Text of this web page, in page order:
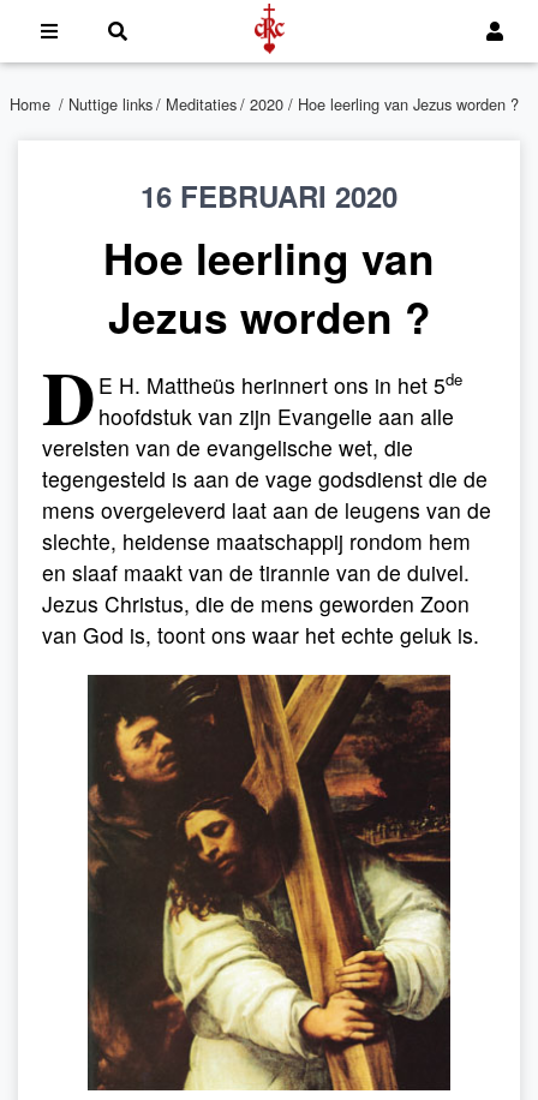
Home / Nuttige links/ Meditaties/ 2020 / Hoe leerling van Jezus worden ?
16 FEBRUARI 2020
Hoe leerling van
Jezus worden ?
D E H. Mattheüs herinnert ons in het 5de
hoofdstuk van zijn Evangelie aan alle
vereisten van de evangelische wet, die
tegengesteld is aan de vage godsdienst die de
mens overgeleverd laat aan de leugens van de
slechte, heidense maatschappij rondom hem
en slaaf maakt van de tirannie van de duivel.
Jezus Christus, die de mens geworden Zoon
van God is, toont ons waar het echte geluk is.